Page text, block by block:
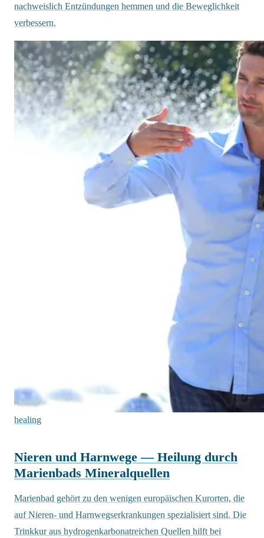
nachweislich Entzündungen hemmen und die Beweglichkeit
verbessern.
healing
Nieren und Harnwege — Heilung durch
Marienbads Mineralquellen
Marienbad gehört zu den wenigen europäischen Kurorten, die
auf Nieren- und Harnwegserkrankungen spezialisiert sind. Die
Trinkkur aus hydrogenkarbonatreichen Quellen hilft bei